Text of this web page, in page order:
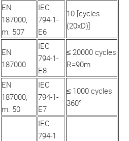
EN
187000,
m. 507
IEC
794-1-
E6
10 [cycles
(20xD)]
EN
187000
IEC
794-1-
E8
≤ 20000 cycles
R=90m
EN
187000,
m. 50
IEC
794-1-
E7
≤ 1000 cycles
360°
IEC
794-1